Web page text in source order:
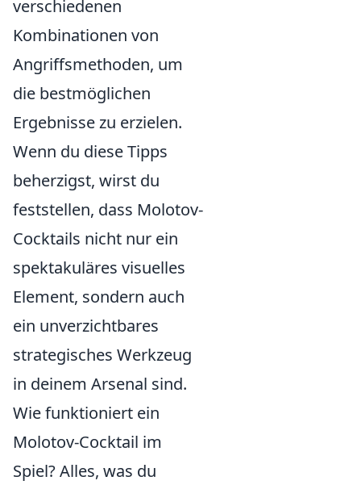
verschiedenen
Kombinationen von
Angriffsmethoden, um
die bestmöglichen
Ergebnisse zu erzielen.
Wenn du diese Tipps
beherzigst, wirst du
feststellen, dass Molotov-
Cocktails nicht nur ein
spektakuläres visuelles
Element, sondern auch
ein unverzichtbares
strategisches Werkzeug
in deinem Arsenal sind.
Wie funktioniert ein
Molotov-Cocktail im
Spiel? Alles, was du